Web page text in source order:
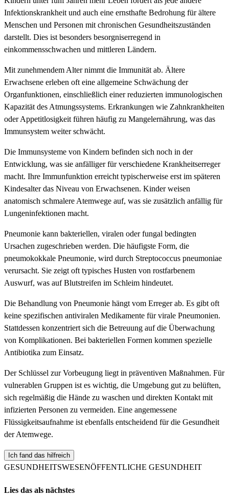
Infektionskrankheit und auch eine ernsthafte Bedrohung für ältere
Menschen und Personen mit chronischen Gesundheitszuständen
darstellt. Dies ist besonders besorgniserregend in
einkommensschwachen und mittleren Ländern.
Mit zunehmendem Alter nimmt die Immunität ab. Ältere
Erwachsene erleben oft eine allgemeine Schwächung der
Organfunktionen, einschließlich einer reduzierten immunologischen
Kapazität des Atmungssystems. Erkrankungen wie Zahnkrankheiten
oder Appetitlosigkeit führen häufig zu Mangelernährung, was das
Immunsystem weiter schwächt.
Die Immunsysteme von Kindern befinden sich noch in der
Entwicklung, was sie anfälliger für verschiedene Krankheitserreger
macht. Ihre Immunfunktion erreicht typischerweise erst im späteren
Kindesalter das Niveau von Erwachsenen. Kinder weisen
anatomisch schmalere Atemwege auf, was sie zusätzlich anfällig für
Lungeninfektionen macht.
Pneumonie kann bakteriellen, viralen oder fungal bedingten
Ursachen zugeschrieben werden. Die häufigste Form, die
pneumokokkale Pneumonie, wird durch Streptococcus pneumoniae
verursacht. Sie zeigt oft typisches Husten von rostfarbenem
Auswurf, was auf Blutstreifen im Schleim hindeutet.
Die Behandlung von Pneumonie hängt vom Erreger ab. Es gibt oft
keine spezifischen antiviralen Medikamente für virale Pneumonien.
Stattdessen konzentriert sich die Betreuung auf die Überwachung
von Komplikationen. Bei bakteriellen Formen kommen spezielle
Antibiotika zum Einsatz.
Der Schlüssel zur Vorbeugung liegt in präventiven Maßnahmen. Für
vulnerablen Gruppen ist es wichtig, die Umgebung gut zu belüften,
sich regelmäßig die Hände zu waschen und direkten Kontakt mit
infizierten Personen zu vermeiden. Eine angemessene
Flüssigkeitsaufnahme ist ebenfalls entscheidend für die Gesundheit
der Atemwege.
Ich fand das hilfreich
GESUNDHEITSWESENÖFFENTLICHE GESUNDHEIT
Lies das als nächstes